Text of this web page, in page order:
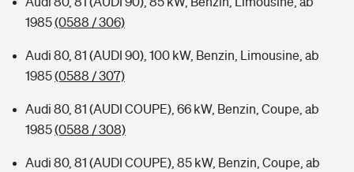
1985(0588 / 306)
Audi 80, 81 (AUDI 90), 100 kW, Benzin, Limousine, ab
1985(0588 / 307)
Audi 80, 81 (AUDI COUPE), 66 kW, Benzin, Coupe, ab
1985(0588 / 308)
Audi 80, 81 (AUDI COUPE), 85 kW, Benzin, Coupe, ab